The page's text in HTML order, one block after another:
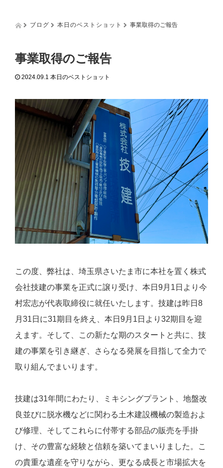
t
i
n
ブログ 本日のベストショット 事業取得のご報告
事業取得のご報告
2024.09.1 本日のベストショット
この度、弊社は、埼玉県さいたま市に本社を置く株式
会社技建の事業を正式に譲り受け、本日9月1日より今
村宏志が代表取締役に就任いたします。技建は昨日8
月31日に31期目を終え、本日9月1日より32期目を迎
えます。そして、この新たな期のスタートと共に、技
建の事業を引き継ぎ、さらなる発展を目指して全力で
取り組んでまいります。
技建は31年間にわたり、ミキシングプラント、地盤改
良並びに脱水機などに関わる土木建設機械の製造およ
び修理、そしてこれらに付帯する部品の販売を手掛
け、その豊富な経験と信頼を築いてまいりました。こ
の貴重な遺産を守りながら、更なる成長と市場拡大を